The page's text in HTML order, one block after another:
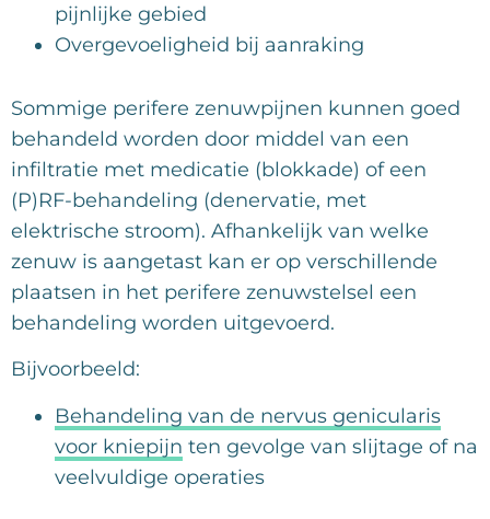
pijnlijke gebied
Overgevoeligheid bij aanraking
Sommige perifere zenuwpijnen kunnen goed
behandeld worden door middel van een
infiltratie met medicatie (blokkade) of een
(P)RF-behandeling (denervatie, met
elektrische stroom). Afhankelijk van welke
zenuw is aangetast kan er op verschillende
plaatsen in het perifere zenuwstelsel een
behandeling worden uitgevoerd.
Bijvoorbeeld:
Behandeling van de nervus genicularis
voor kniepijn ten gevolge van slijtage of na
veelvuldige operaties